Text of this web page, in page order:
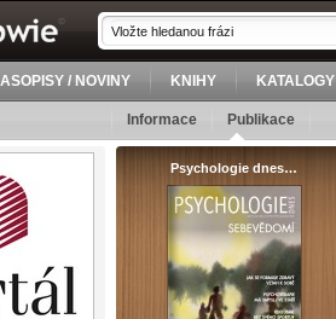
/ NOVINY KNIHY KATALOGY
Informace Publikace
Psychologie dnes…